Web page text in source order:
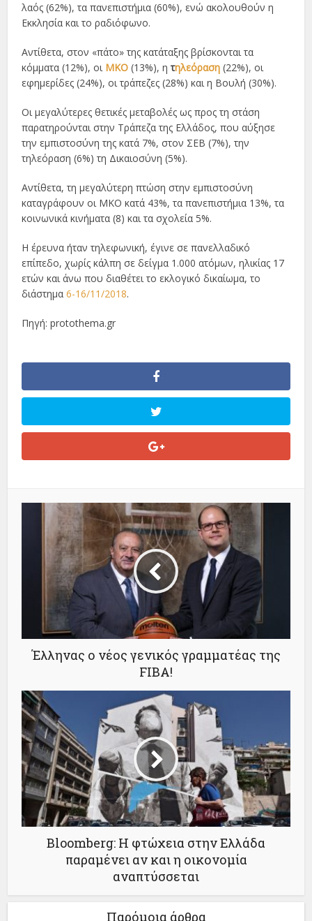
λαός (62%), τα πανεπιστήμια (60%), ενώ ακολουθούν η
Εκκλησία και το ραδιόφωνο.
Αντίθετα, στον «πάτο» της κατάταξης βρίσκονται τα
κόμματα (12%), οιΜΚΟ (13%), ητηλεόραση (22%), οι
εφημερίδες (24%), οι τράπεζες (28%) και η Βουλή (30%).
Οι μεγαλύτερες θετικές μεταβολές ως προς τη στάση
παρατηρούνται στην Τράπεζα της Ελλάδος, που αύξησε
την εμπιστοσύνη της κατά 7%, στον ΣΕΒ (7%), την
τηλεόραση (6%) τη Δικαιοσύνη (5%).
Αντίθετα, τη μεγαλύτερη πτώση στην εμπιστοσύνη
καταγράφουν οι ΜΚΟ κατά 43%, τα πανεπιστήμια 13%, τα
κοινωνικά κινήματα (8) και τα σχολεία 5%.
Η έρευνα ήταν τηλεφωνική, έγινε σε πανελλαδικό
επίπεδο, χωρίς κάλπη σε δείγμα 1.000 ατόμων, ηλικίας 17
ετών και άνω που διαθέτει το εκλογικό δικαίωμα, το
διάστημα6-16/11/2018.
Πηγή: protothema.gr
Έλληνας ο νέος γενικός γραμματέας της
FIBA!
Bloomberg: Η φτώχεια στην Ελλάδα
παραμένει αν και η οικονομία
αναπτύσσεται
Παρόμοια άρθρα